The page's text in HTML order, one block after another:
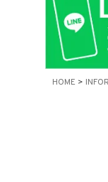
HOME